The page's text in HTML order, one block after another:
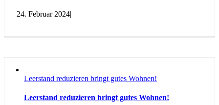
24. Februar 2024|
Leerstand reduzieren bringt gutes Wohnen!
Leerstand reduzieren bringt gutes Wohnen!